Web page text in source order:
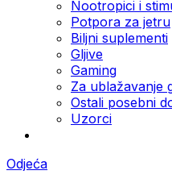
Nootropici i
Potpora za jetru
Biljni suplementi
Gljive
Gaming
Za ublažavanje
Ostali posebni
Uzorci
Odjeća